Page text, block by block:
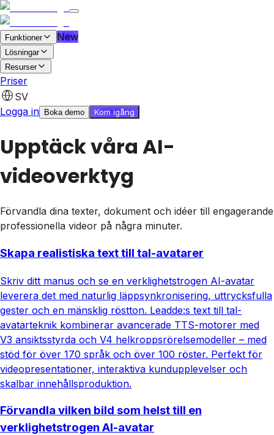
Funktioner New
Lösningar
Resurser
Priser
SV
Logga in
Boka demo Kom igång
Kom igång gratis
Upptäck våra AI-
videoverktyg
Förvandla dina texter, dokument och idéer till engagerande
professionella videor på några minuter.
Skapa realistiska text till tal-avatarer
Skriv ditt manus och se en verklighetstrogen AI-avatar
leverera det med naturlig läppsynkronisering, uttrycksfulla
gester och en mänsklig röstton. Leadde:s text till tal-
avatarteknik kombinerar avancerade TTS-motorer med
V3 ansiktsstyrda och V4 helkroppsrörelsemodeller – med
stöd för över 170 språk och över 100 röster. Perfekt för
videopresentationer, interaktiva kundupplevelser och
skalbar innehållsproduktion.
Förvandla vilken bild som helst till en
verklighetstrogen AI-avatar